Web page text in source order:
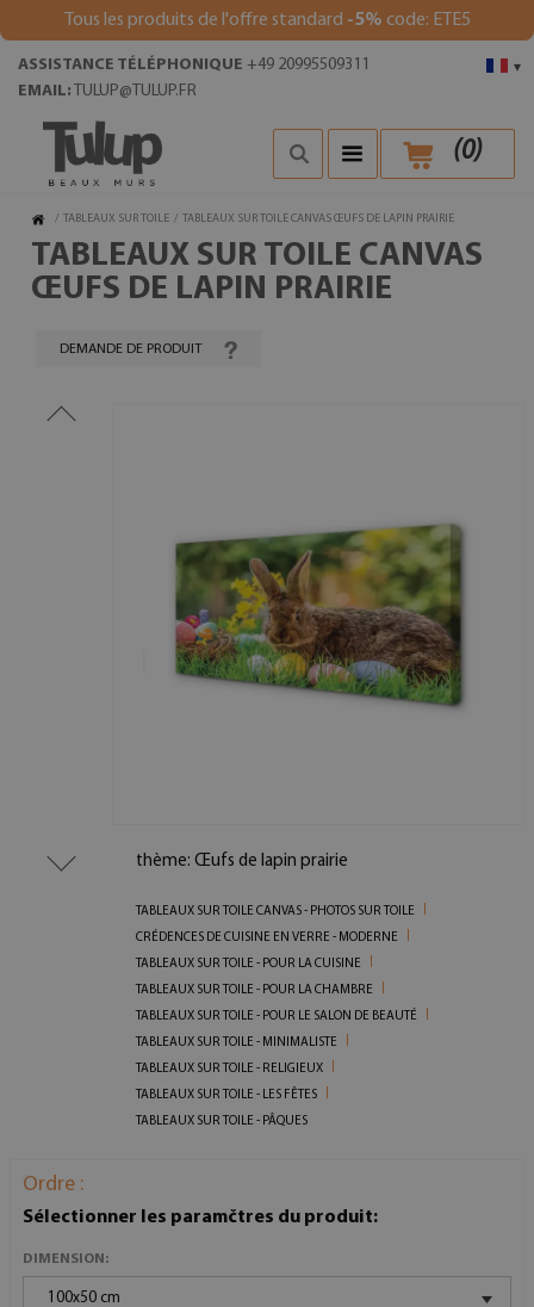
Tous les produits de l'offre standard -5% code: ETE5
▾
ASSISTANCE TÉLÉPHONIQUE +49 20995509311
EMAIL: TULUP@TULUP.FR
(0)
/ TABLEAUX SUR TOILE / TABLEAUX SUR TOILE CANVAS ŒUFS DE LAPIN PRAIRIE
TABLEAUX SUR TOILE CANVAS
ŒUFS DE LAPIN PRAIRIE
DEMANDE DE PRODUIT
thème: Œufs de lapin prairie
TABLEAUX SUR TOILE CANVAS - PHOTOS SUR TOILE
CRÉDENCES DE CUISINE EN VERRE - MODERNE
TABLEAUX SUR TOILE - POUR LA CUISINE
TABLEAUX SUR TOILE - POUR LA CHAMBRE
TABLEAUX SUR TOILE - POUR LE SALON DE BEAUTÉ
TABLEAUX SUR TOILE - MINIMALISTE
TABLEAUX SUR TOILE - RELIGIEUX
TABLEAUX SUR TOILE - LES FÊTES
TABLEAUX SUR TOILE - PÂQUES
Ordre :
Sélectionner les paramčtres du produit:
DIMENSION:
100x50 cm